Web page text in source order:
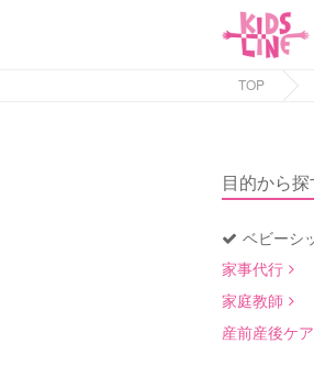
TOP
目的から探
ベビーシ
家事代行
家庭教師
産前産後ケア